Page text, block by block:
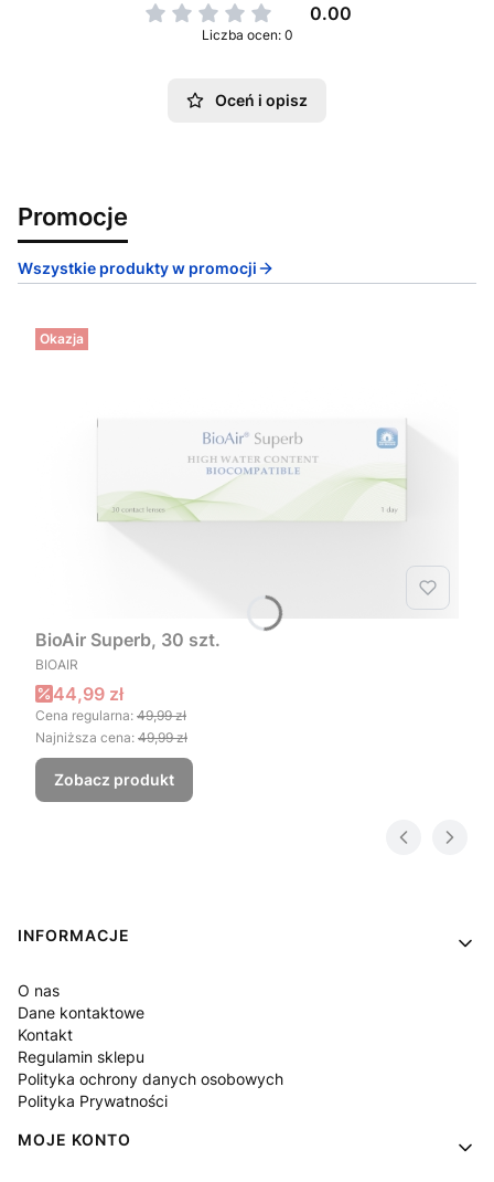
0.00
Liczba ocen: 0
Oceń i opisz
Promocje
Wszystkie produkty w promocji
Okazja
BioAir Superb, 30 szt.
PRODUCENT
BIOAIR
Cena promocyjna
44,99 zł
Cena regularna: 49,99 zł
Najniższa cena: 49,99 zł
Zobacz produkt
Linki w stopce
INFORMACJE
O nas
Dane kontaktowe
Kontakt
Regulamin sklepu
Polityka ochrony danych osobowych
Polityka Prywatności
MOJE KONTO